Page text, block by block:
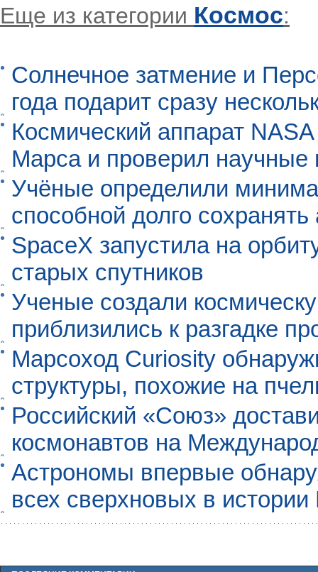
Еще из категории Космос:
Солнечное затмение и
года подарит сразу
Космический аппарат
Марса и проверил научные
Учёные определили
способной долго
SpaceX запустила на
старых спутников
Ученые создали
приблизились к разгадке
Марсоход Curiosity
структуры, похожие на
Российский «Союз»
космонавтов на
Астрономы впервые
всех сверхновых в